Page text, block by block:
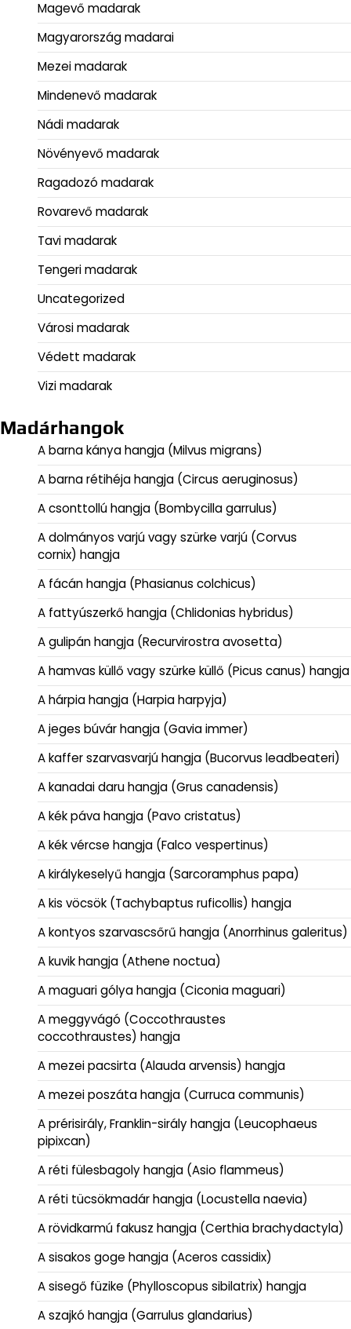
Magevő madarak
Magyarország madarai
Mezei madarak
Mindenevő madarak
Nádi madarak
Növényevő madarak
Ragadozó madarak
Rovarevő madarak
Tavi madarak
Tengeri madarak
Uncategorized
Városi madarak
Védett madarak
Vizi madarak
Madárhangok
A barna kánya hangja (Milvus migrans)
A barna rétihéja hangja (Circus aeruginosus)
A csonttollú hangja (Bombycilla garrulus)
A dolmányos varjú vagy szürke varjú (Corvus
cornix) hangja
A fácán hangja (Phasianus colchicus)
A fattyúszerkő hangja (Chlidonias hybridus)
A gulipán hangja (Recurvirostra avosetta)
A hamvas küllő vagy szürke küllő (Picus canus) hangja
A hárpia hangja (Harpia harpyja)
A jeges búvár hangja (Gavia immer)
A kaffer szarvasvarjú hangja (Bucorvus leadbeateri)
A kanadai daru hangja (Grus canadensis)
A kék páva hangja (Pavo cristatus)
A kék vércse hangja (Falco vespertinus)
A királykeselyű hangja (Sarcoramphus papa)
A kis vöcsök (Tachybaptus ruficollis) hangja
A kontyos szarvascsőrű hangja (Anorrhinus galeritus)
A kuvik hangja (Athene noctua)
A maguari gólya hangja (Ciconia maguari)
A meggyvágó (Coccothraustes
coccothraustes) hangja
A mezei pacsirta (Alauda arvensis) hangja
A mezei poszáta hangja (Curruca communis)
A prérisirály, Franklin-sirály hangja (Leucophaeus
pipixcan)
A réti fülesbagoly hangja (Asio flammeus)
A réti tücsökmadár hangja (Locustella naevia)
A rövidkarmú fakusz hangja (Certhia brachydactyla)
A sisakos goge hangja (Aceros cassidix)
A sisegő füzike (Phylloscopus sibilatrix) hangja
A szajkó hangja (Garrulus glandarius)